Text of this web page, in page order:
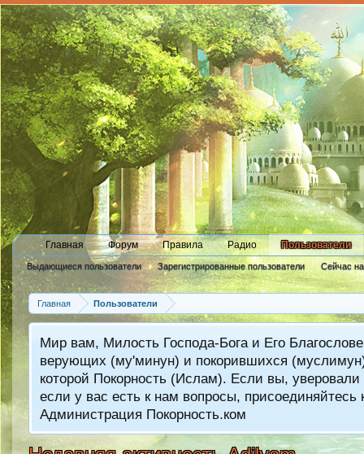
Главная Форум Правила Радио Пользователи
Выдающиеся пользователи Зарегистрированные пользователи Сейчас
Новые сообщения профиля
Главная
Пользователи
Мир вам, Милость Господа-Бога и Его
верующих (му'минун) и покорившихся
которой Покорность (Ислам). Если вы,
если у вас есть к нам вопросы,
Администрация Покорность.ком